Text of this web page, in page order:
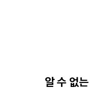
알 수 없